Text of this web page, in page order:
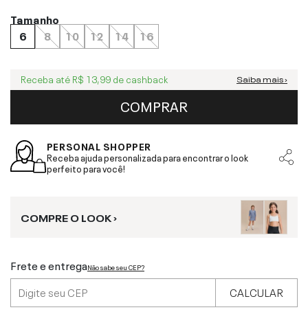
Tamanho
6
8 10 12 14 16
Receba até R$ 13,99 de cashback Saiba mais ›
COMPRAR
PERSONAL SHOPPER
Receba ajuda personalizada para encontrar o look
perfeito para você!
COMPRE O LOOK ›
Frete e entregaNão sabe seu CEP?
CALCULAR